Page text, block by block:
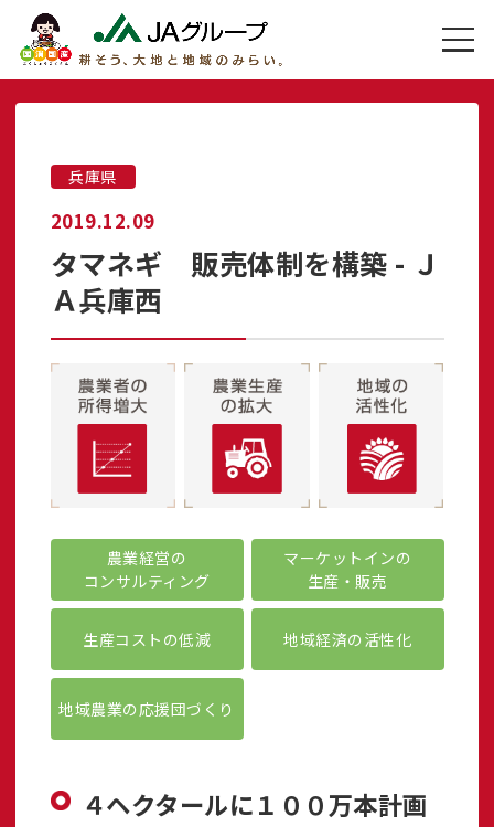
兵庫県
2019.12.09
タマネギ 販売体制を構築 - Ｊ
Ａ兵庫西
農業経営の
コンサルティング
マーケットインの
生産・販売
生産コストの低減 地域経済の活性化
地域農業の応援団づくり
４ヘクタールに１００万本計画